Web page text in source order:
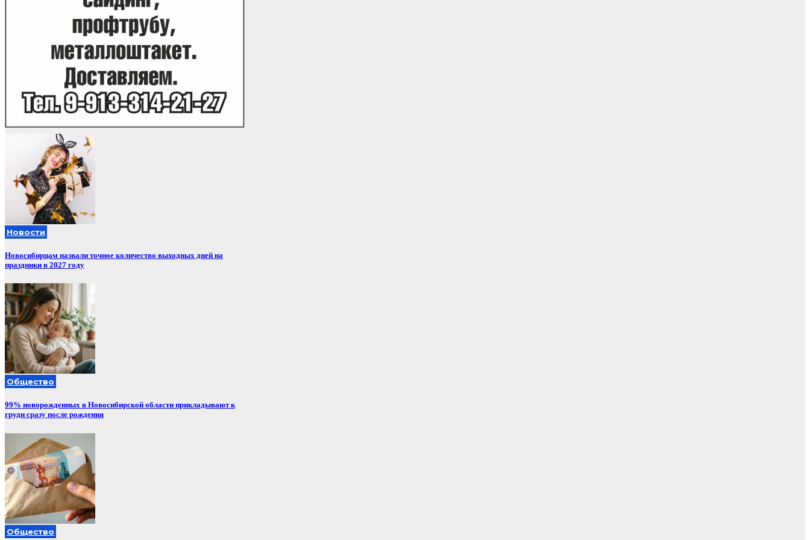
Новости
Новосибирцам назвали точное количество выходных дней на
праздники в 2027 году
Общество
99% новорожденных в Новосибирской области прикладывают к
груди сразу после рождения
Общество